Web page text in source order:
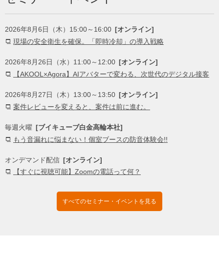
2026年8月6日（木）15:00～16:00 [オンライン]
現場の安全衛生を確保。「即時冷却」の導入戦略
2026年8月26日（水）11:00～12:00 [オンライン]
【AKOOL×Agora】AIアバターで変わる、次世代のデジタル接客
2026年8月27日（木）13:00～13:50 [オンライン]
案件レビューを変えると、案件は前に進む。
毎週火曜 [ブイキューブ白金高輪本社]
もう音漏れに悩まない！個室ブースの防音体験会!!
オンデマンド配信 [オンライン]
【すぐに視聴可能】Zoomの電話って何？
すべてのセミナー・イベントを見る